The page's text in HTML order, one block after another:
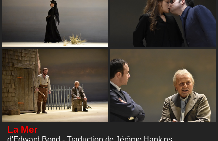
La Mer
d'Edward Bond - Traduction de Jérôme Hankins